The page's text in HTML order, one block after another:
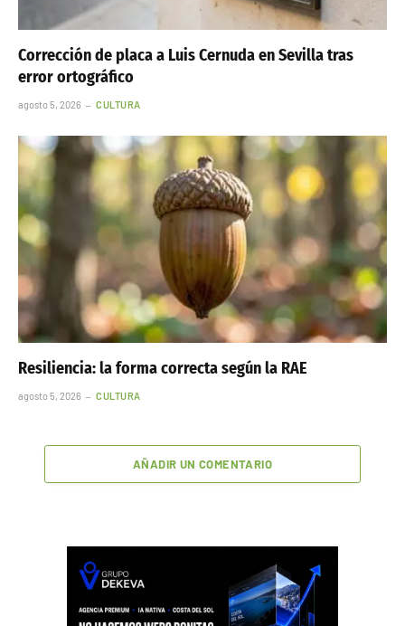
Corrección de placa a Luis Cernuda en Sevilla tras
error ortográfico
agosto 5, 2026 CULTURA
Resiliencia: la forma correcta según la RAE
agosto 5, 2026 CULTURA
AÑADIR UN COMENTARIO